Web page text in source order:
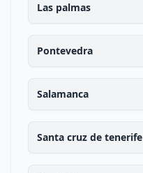
Las palmas
Pontevedra
Salamanca
Santa cruz de tenerife